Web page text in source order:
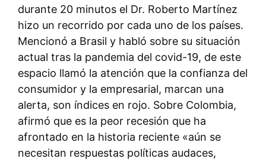
durante 20 minutos el Dr. Roberto Martínez
hizo un recorrido por cada uno de los países.
Mencionó a Brasil y habló sobre su situación
actual tras la pandemia del covid-19, de este
espacio llamó la atención que la confianza del
consumidor y la empresarial, marcan una
alerta, son índices en rojo. Sobre Colombia,
afirmó que es la peor recesión que ha
afrontado en la historia reciente «aún se
necesitan respuestas políticas audaces,